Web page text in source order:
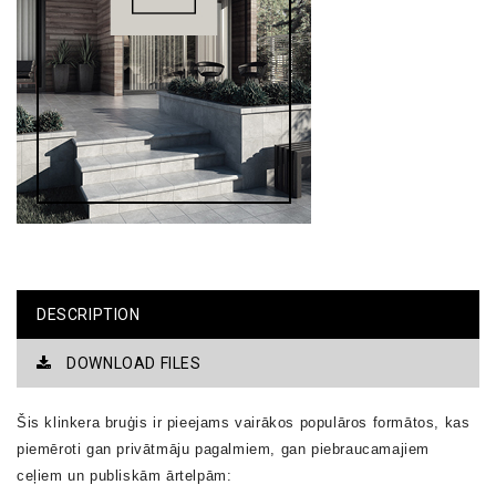
DESCRIPTION
DOWNLOAD FILES
Šis klinkera bruģis ir pieejams vairākos populāros formātos, kas
piemēroti gan privātmāju pagalmiem, gan piebraucamajiem
ceļiem un publiskām ārtelpām: